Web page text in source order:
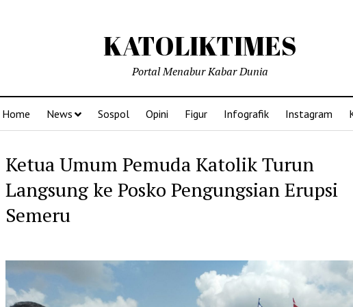
KATOLIKTIMES
Portal Menabur Kabar Dunia
Home News Sospol Opini Figur Infografik Instagram
Ketua Umum Pemuda Katolik Turun
Langsung ke Posko Pengungsian Erupsi
Semeru